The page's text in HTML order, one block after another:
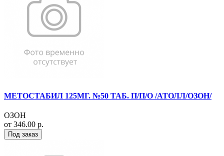
МЕТОСТАБИЛ 125МГ. №50 ТАБ. П/П/О /АТОЛЛ/ОЗОН/
ОЗОН
от 346.00 р.
Под заказ